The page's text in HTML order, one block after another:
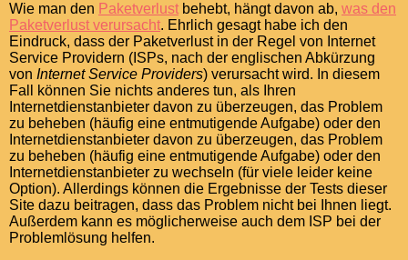
Wie man den Paketverlust behebt, hängt davon ab, was den
Paketverlust verursacht. Ehrlich gesagt habe ich den
Eindruck, dass der Paketverlust in der Regel von Internet
Service Providern (ISPs, nach der englischen Abkürzung
von Internet Service Providers) verursacht wird. In diesem
Fall können Sie nichts anderes tun, als Ihren
Internetdienstanbieter davon zu überzeugen, das Problem
zu beheben (häufig eine entmutigende Aufgabe) oder den
Internetdienstanbieter davon zu überzeugen, das Problem
zu beheben (häufig eine entmutigende Aufgabe) oder den
Internetdienstanbieter zu wechseln (für viele leider keine
Option). Allerdings können die Ergebnisse der Tests dieser
Site dazu beitragen, dass das Problem nicht bei Ihnen liegt.
Außerdem kann es möglicherweise auch dem ISP bei der
Problemlösung helfen.